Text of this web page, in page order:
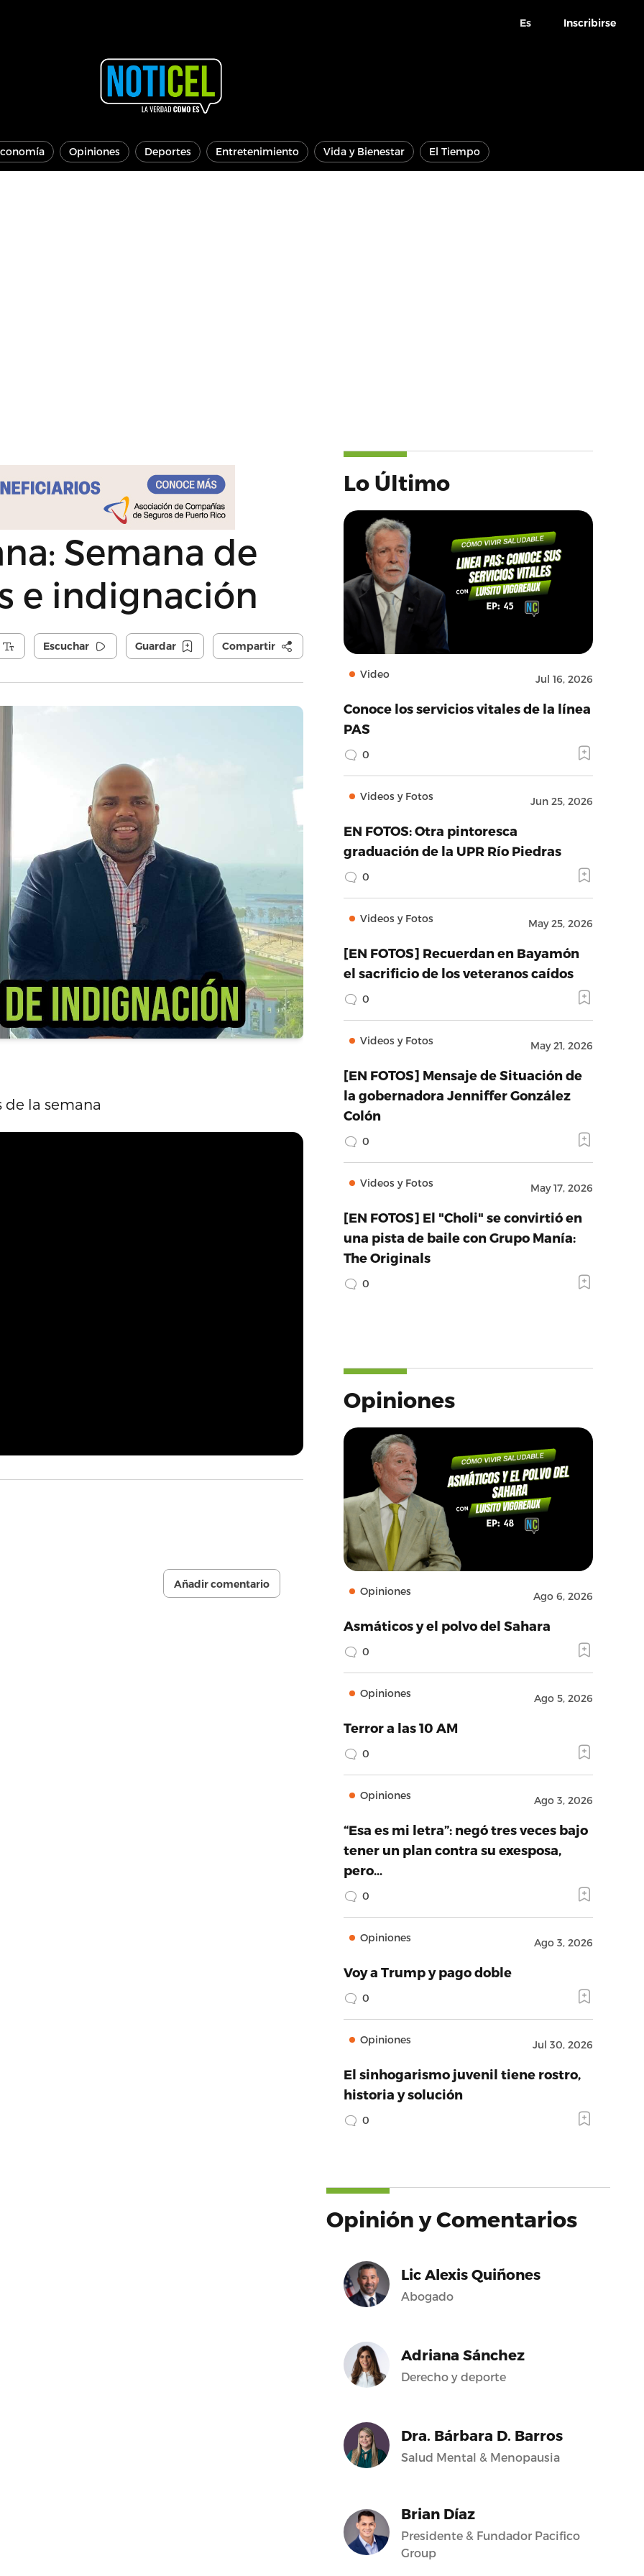
Es Inscribirse
Opiniones Deportes Entretenimiento Vida y Bienestar El Tiempo
Semana de
e indignación
Escuchar Guardar Compartir
la semana
Añadir comentario
Lo Último
Video Jul 16, 2026
Conoce los servicios vitales de la línea
PAS
0
Videos y Fotos Jun 25, 2026
EN FOTOS: Otra pintoresca
graduación de la UPR Río Piedras
0
Videos y Fotos May 25, 2026
[EN FOTOS] Recuerdan en Bayamón
el sacrificio de los veteranos caídos
0
Videos y Fotos May 21, 2026
[EN FOTOS] Mensaje de Situación de
la gobernadora Jenniffer González
Colón
0
Videos y Fotos May 17, 2026
[EN FOTOS] El "Choli" se convirtió en
una pista de baile con Grupo Manía:
The Originals
0
Opiniones
Opiniones Ago 6, 2026
Asmáticos y el polvo del Sahara
0
Opiniones Ago 5, 2026
Terror a las 10 AM
0
Opiniones Ago 3, 2026
“Esa es mi letra”: negó tres veces bajo
tener un plan contra su exesposa,
pero…
0
Opiniones Ago 3, 2026
Voy a Trump y pago doble
0
Opiniones Jul 30, 2026
El sinhogarismo juvenil tiene rostro,
historia y solución
0
Opinión y Comentarios
Lic Alexis Quiñones
Abogado
Adriana Sánchez
Derecho y deporte
Dra. Bárbara D. Barros
Salud Mental & Menopausia
Brian Díaz
Presidente & Fundador Pacifico
Group